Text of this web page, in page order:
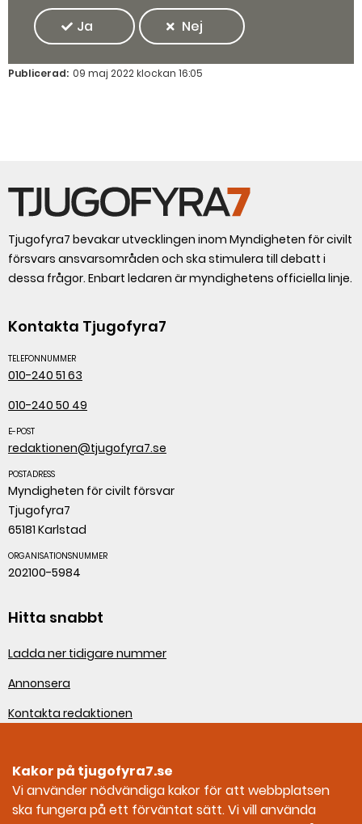
Ja Nej
Publicerad: 09 maj 2022 klockan 16:05
Tjugofyra7 bevakar utvecklingen inom Myndigheten för civilt
försvars ansvarsområden och ska stimulera till debatt i
dessa frågor. Enbart ledaren är myndighetens officiella linje.
Kontakta Tjugofyra7
TELEFONNUMMER
010-240 51 63
010-240 50 49
E-POST
redaktionen@tjugofyra7.se
POSTADRESS
Myndigheten för civilt försvar
Tjugofyra7
65181 Karlstad
ORGANISATIONSNUMMER
202100-5984
Hitta snabbt
Ladda ner tidigare nummer
Annonsera
Kontakta redaktionen
Sociala medier
Kakor på tjugofyra7.se
Vi använder nödvändiga kakor för att webbplatsen
ska fungera på ett förväntat sätt. Vi vill använda